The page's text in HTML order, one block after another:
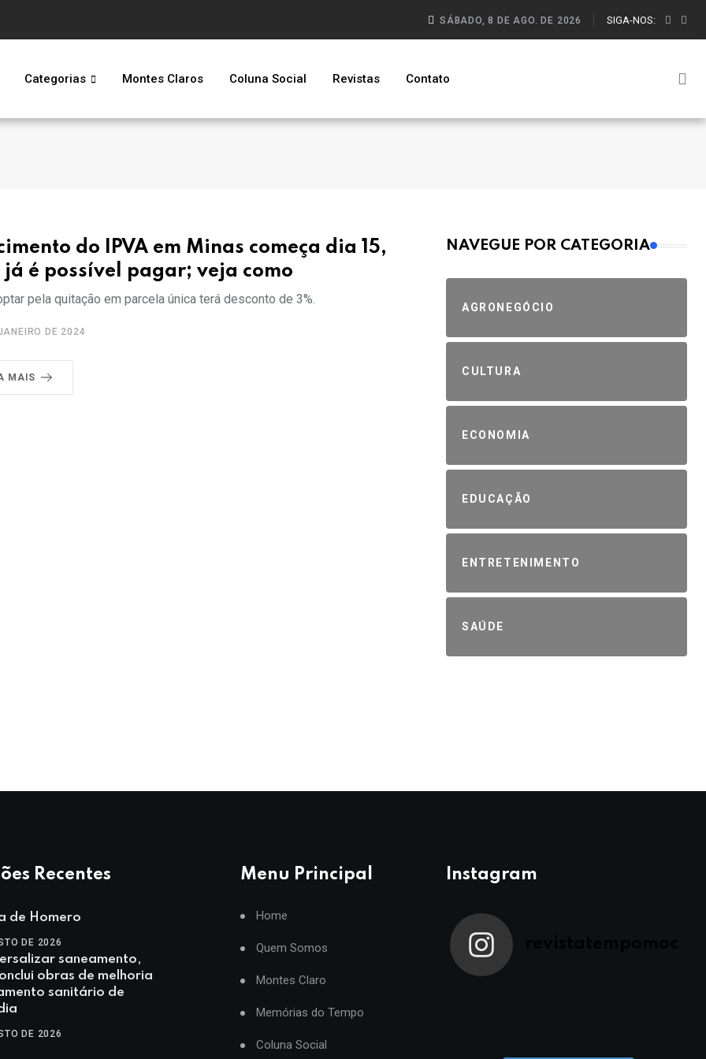
SÁBADO, 8 DE AGO. DE 2026 SIGA-NOS:
Categorias Montes Claros Coluna Social Revistas Contato
do IPVA em Minas começa dia 15,
já é possível pagar; veja como
pela quitação em parcela única terá desconto de 3%.
DE 2024
MAIS
MAIS VISTOS
NAVEGUE POR CATEGORIA
AGRONEGÓCIO
CULTURA
ECONOMIA
EDUCAÇÃO
ENTRETENIMENTO
SAÚDE
Recentes
de Homero
DE 2026
saneamento,
obras de melhoria
sanitário de
DE 2026
Menu Principal
Home
Quem Somos
Montes Claro
Memórias do Tempo
Coluna Social
Instagram